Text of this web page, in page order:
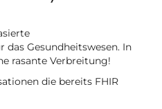
Gesundheitswesen. In
rasante Verbreitung!
die bereits FHIR